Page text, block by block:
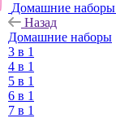
Домашние наборы
Назад
Домашние наборы
3 в 1
4 в 1
5 в 1
6 в 1
7 в 1